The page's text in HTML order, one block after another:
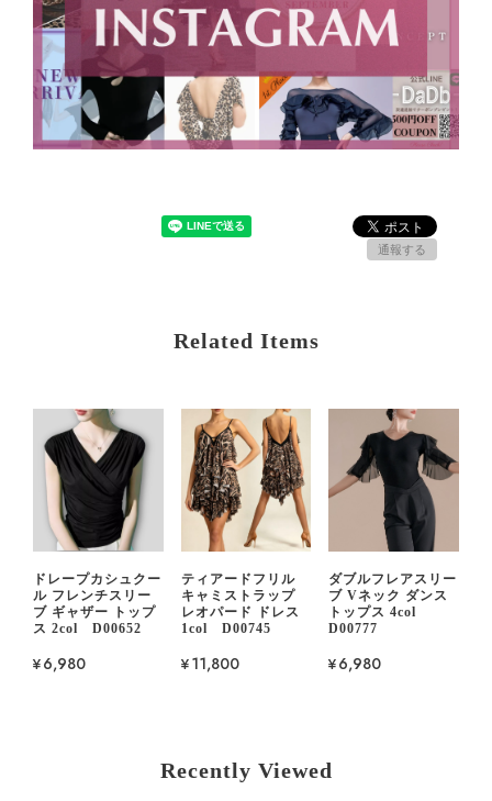
通報する
Related Items
ドレープカシュクー
ル フレンチスリー
ブ ギャザー トップ
ス 2col D00652
¥6,980
ティアードフリル
キャミストラップ
レオパード ドレス
1col D00745
¥11,800
ダブルフレアスリー
ブ Vネック ダンス
トップス 4col
D00777
¥6,980
Recently Viewed